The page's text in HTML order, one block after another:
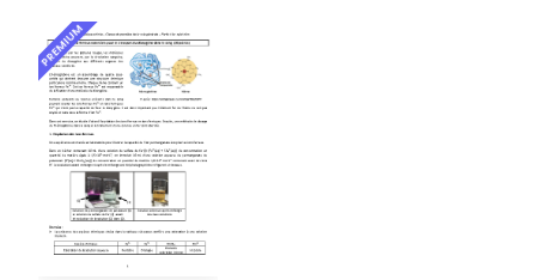
PREMIUM